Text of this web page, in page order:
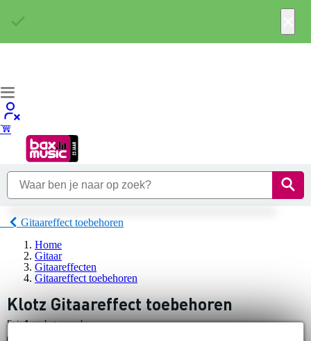
Gitaareffect toebehoren
Home
Gitaar
Gitaareffecten
Gitaareffect toebehoren
Klotz Gitaareffect toebehoren
Er is1product gevonden.